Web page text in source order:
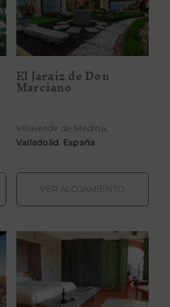
Marciano
El Jaraiz de Don
Marciano
Villaverde de Medina,
Valladolid. España
VER ALOJAMIENTO
Finca Bell-Lloc